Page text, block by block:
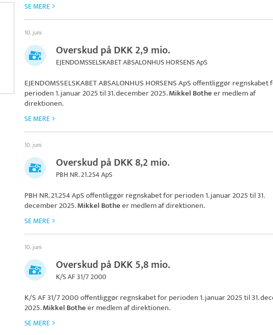
SE MERE
10. juni
Overskud på DKK 2,9 mio.
EJENDOMSSELSKABET ABSALONHUS HORSENS ApS
EJENDOMSSELSKABET ABSALONHUS HORSENS ApSoffentliggør regnskabet
perioden 1. januar 2025 til 31. december 2025.Mikkel Botheer medlem af
direktionen.
SE MERE
10. juni
Overskud på DKK 8,2 mio.
PBH NR. 21.254 ApS
PBH NR. 21.254 ApSoffentliggør regnskabet for perioden 1. januar 2025 til 31.
december 2025.Mikkel Botheer medlem af direktionen.
SE MERE
10. juni
Overskud på DKK 5,8 mio.
K/S AF 31/7 2000
K/S AF 31/7 2000offentliggør regnskabet for perioden 1. januar 2025 til 31.
2025.Mikkel Botheer medlem af direktionen.
SE MERE